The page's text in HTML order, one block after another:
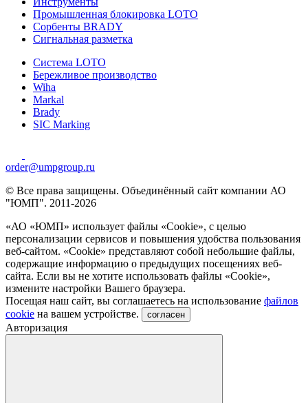
Промышленная блокировка LOTO
Сорбенты BRADY
Сигнальная разметка
Система LOTO
Бережливое производство
Wiha
Markal
Brady
SIC Marking
order@umpgroup.ru
© Все права защищены. Объединённый сайт компании АО
"ЮМП". 2011-2026
«АО «ЮМП» использует файлы «Сookie», с целью
персонализации сервисов и повышения удобства пользования
веб-сайтом. «Cookie» представляют собой небольшие файлы,
содержащие информацию о предыдущих посещениях веб-
сайта. Если вы не хотите использовать файлы «Сookie»,
измените настройки Вашего браузера.
Посещая наш сайт, вы соглашаетесь на использование файлов
cookie на вашем устройстве. согласен
Авторизация